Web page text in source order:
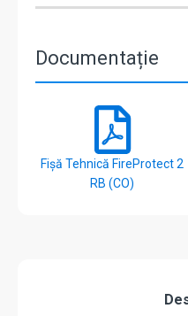
Documentație
Fișă Tehnică FireProtect 2
RB (CO)